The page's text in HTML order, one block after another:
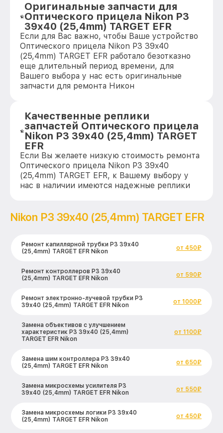
Оригинальные запчасти для
Оптического прицела Nikon P3
39x40 (25,4mm) TARGET EFR
Если для Вас важно, чтобы Ваше устройство
Оптического прицела Nikon P3 39x40
(25,4mm) TARGET EFR работало безотказно
еще длительный период времени, для
Вашего выбора у нас есть оригинальные
запчасти для ремонта Никон
Качественные реплики
запчастей Оптического прицела
Nikon P3 39x40 (25,4mm) TARGET
EFR
Если Вы желаете низкую стоимость ремонта
Оптического прицела Nikon P3 39x40
(25,4mm) TARGET EFR, к Вашему выбору у
нас в наличии имеются надежные реплики
Nikon P3 39x40 (25,4mm) TARGET EFR
Ремонт капиллярной трубки P3 39x40
(25,4mm) TARGET EFR Nikon
от 450₽
Ремонт контроллеров P3 39x40
(25,4mm) TARGET EFR Nikon
от 590₽
Ремонт электронно-лучевой трубки P3
39x40 (25,4mm) TARGET EFR Nikon
от 1000₽
Замена объективов с улучшением
характеристик P3 39x40 (25,4mm)
TARGET EFR Nikon
от 1100₽
Замена шим контроллера P3 39x40
(25,4mm) TARGET EFR Nikon
от 650₽
Замена микросхемы усилителя P3
39x40 (25,4mm) TARGET EFR Nikon
от 550₽
Замена микросхемы логики P3 39x40
(25,4mm) TARGET EFR Nikon
от 450₽